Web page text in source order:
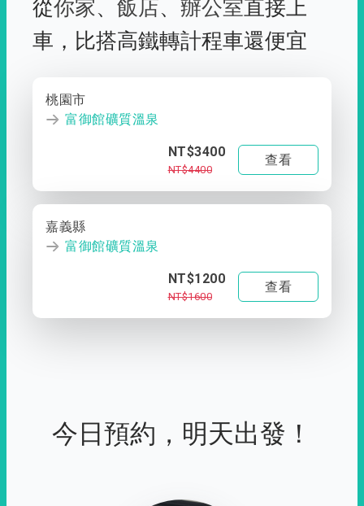
從你家、 飯店、 辦公室直接上
車， 比搭高鐵轉計程車還便宜
桃園市
富御館礦質溫泉
NT$3400
NT$4400
查看
嘉義縣
富御館礦質溫泉
NT$1200
NT$1600
查看
今日預約，明天出發！